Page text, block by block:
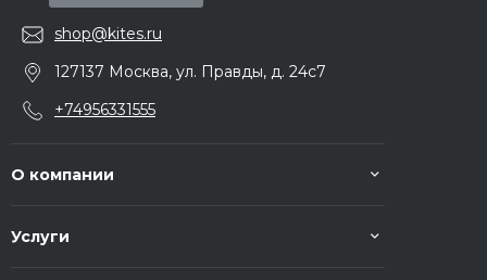
shop@kites.ru
127137 Москва, ул. Правды, д. 24с7
+74956331555
О компании
Услуги